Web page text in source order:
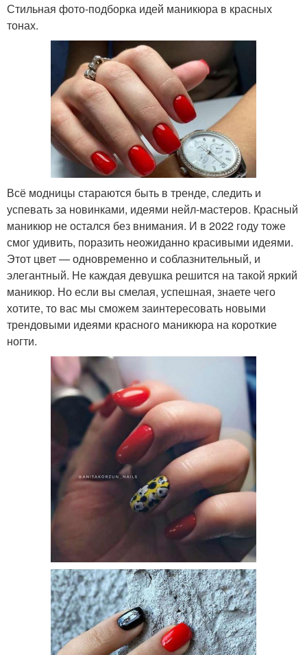
Стильная фото-подборка идей маникюра в красных
тонах.
Всё модницы стараются быть в тренде, следить и
успевать за новинками, идеями нейл-мастеров. Красный
маникюр не остался без внимания. И в 2022 году тоже
смог удивить, поразить неожиданно красивыми идеями.
Этот цвет — одновременно и соблазнительный, и
элегантный. Не каждая девушка решится на такой яркий
маникюр. Но если вы смелая, успешная, знаете чего
хотите, то вас мы сможем заинтересовать новыми
трендовыми идеями красного маникюра на короткие
ногти.